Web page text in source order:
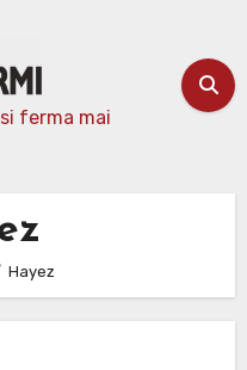
ferma mai
Hayez